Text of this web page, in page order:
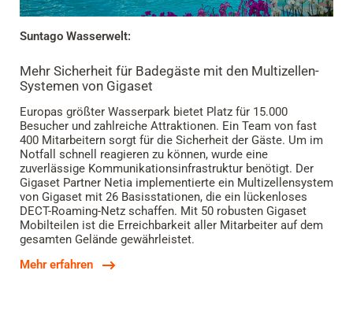
Suntago Wasserwelt:
Mehr Sicherheit für Badegäste mit den Multizellen-
Systemen von Gigaset
Europas größter Wasserpark bietet Platz für 15.000
Besucher und zahlreiche Attraktionen. Ein Team von fast
400 Mitarbeitern sorgt für die Sicherheit der Gäste. Um im
Notfall schnell reagieren zu können, wurde eine
zuverlässige Kommunikationsinfrastruktur benötigt. Der
Gigaset Partner Netia implementierte ein Multizellensystem
von Gigaset mit 26 Basisstationen, die ein lückenloses
DECT-Roaming-Netz schaffen. Mit 50 robusten Gigaset
Mobilteilen ist die Erreichbarkeit aller Mitarbeiter auf dem
gesamten Gelände gewährleistet.
Mehr erfahren